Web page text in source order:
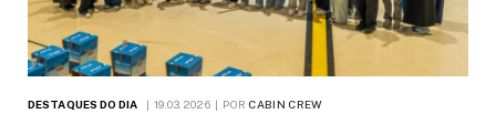
DESTAQUES DO DIA 19.03.2026 POR CABIN CREW